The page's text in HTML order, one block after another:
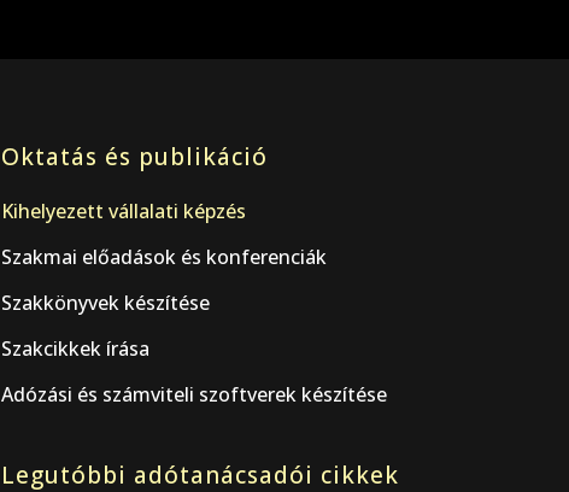
Oktatás és publikáció
Kihelyezett vállalati képzés
Szakmai előadások és konferenciák
Szakkönyvek készítése
Szakcikkek írása
Adózási és számviteli szoftverek készítése
Legutóbbi adótanácsadói cikkek